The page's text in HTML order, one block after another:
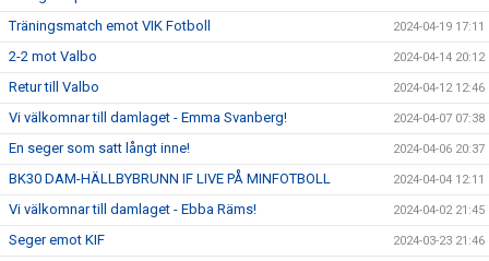
Träningsmatch emot VIK Fotboll 2024-04-19 17:11
2-2 mot Valbo 2024-04-14 20:12
Retur till Valbo 2024-04-12 12:46
Vi välkomnar till damlaget - Emma Svanberg! 2024-04-07 07:38
En seger som satt långt inne! 2024-04-06 20:37
BK30 DAM-HÄLLBYBRUNN IF LIVE PÅ MINFOTBOLL 2024-04-04 12:11
Vi välkomnar till damlaget - Ebba Räms! 2024-04-02 21:45
Seger emot KIF 2024-03-23 21:46